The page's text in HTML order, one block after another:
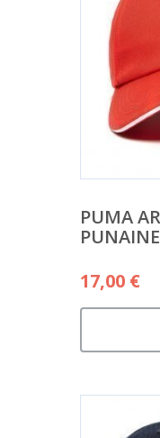
PUMA
17,00 €